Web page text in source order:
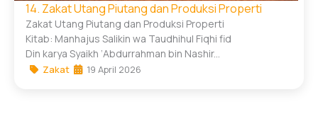
14. Zakat Utang Piutang dan Produksi Properti
Zakat Utang Piutang dan Produksi Properti
Kitab: Manhajus Salikin wa Taudhihul Fiqhi fid
Din karya Syaikh ‘Abdurrahman bin Nashir...
Zakat 19 April 2026